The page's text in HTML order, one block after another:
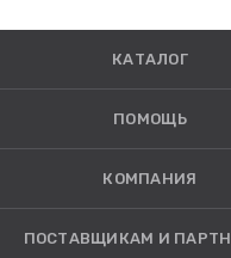
КАТАЛОГ
ПОМОЩЬ
КОМПАНИЯ
ПОСТАВЩИКАМ И